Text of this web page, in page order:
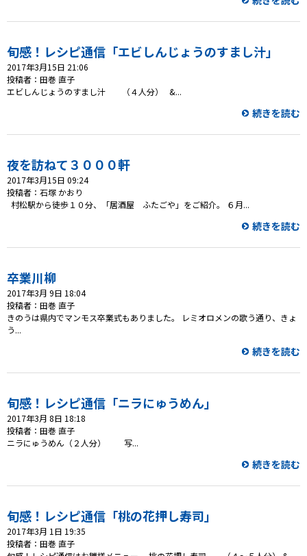
旬感！レシピ通信「エビしんじょうのすまし汁」
2017年3月15日 21:06
投稿者：田巻 直子
エビしんじょうのすまし汁 （４人分） &...
続きを読む
夜を訪ねて３０００軒
2017年3月15日 09:24
投稿者：石塚 かおり
村松駅から徒歩１０分、「居酒屋 ふたごや」をご紹介。 ６月...
続きを読む
卒業川柳
2017年3月 9日 18:04
投稿者：田巻 直子
きのうは県内でマンモス卒業式もありました。 レミオロメンの歌う通り、きょ
う...
続きを読む
旬感！レシピ通信「ニラにゅうめん」
2017年3月 8日 18:18
投稿者：田巻 直子
ニラにゅうめん（２人分） 写...
続きを読む
旬感！レシピ通信「桃の花押し寿司」
2017年3月 1日 19:35
投稿者：田巻 直子